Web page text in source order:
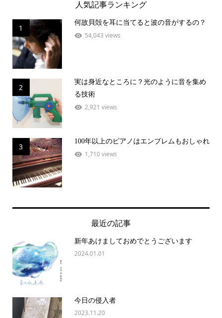
人気記事ランキング
1
何故貝殻を耳に当てると波の音がするの？
54,043 views
2
実は身近なところに？光のように音を集め
る技術
2,921 views
3
100年以上のピアノはエンブレムもおしゃれ
1,710 views
最近の記事
新年あけましておめでとうございます
2024.01.01
今日の侵入者
2023.11.20